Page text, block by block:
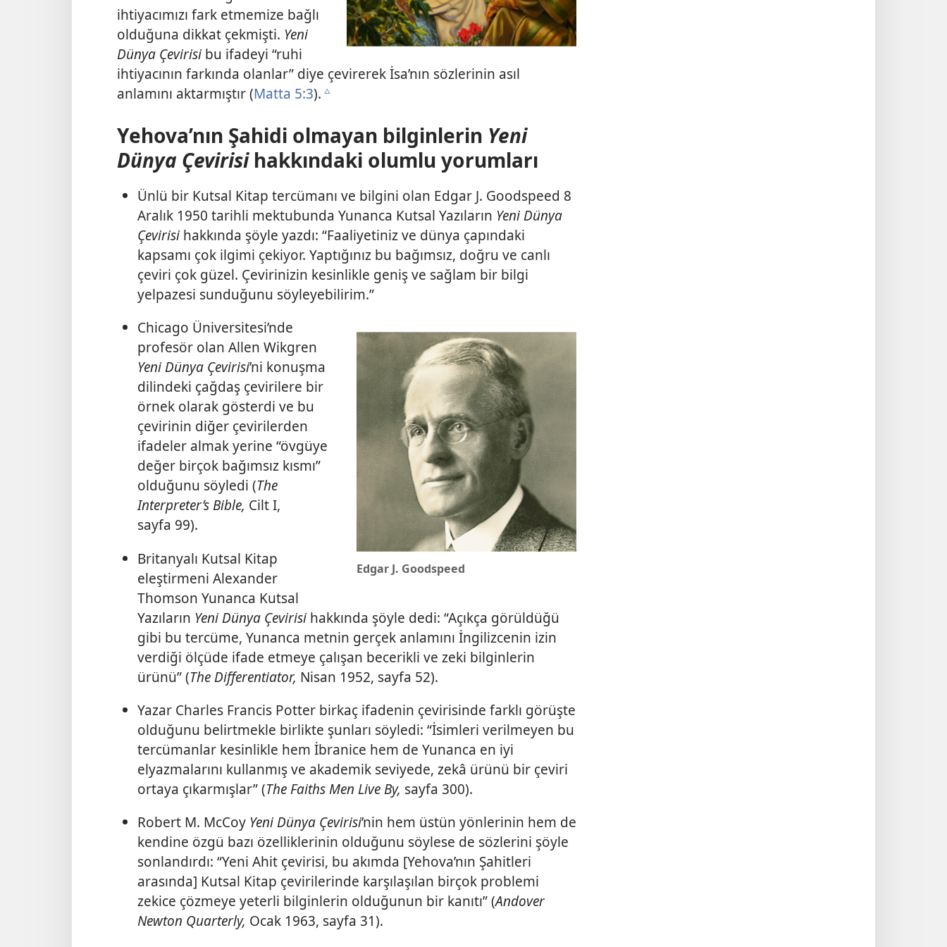
ihtiyacımızı fark etmemize bağlı
olduğuna dikkat çekmişti. Yeni
Dünya Çevirisi bu ifadeyi “ruhi
ihtiyacının farkında olanlar” diye çevirerek İsa’nın sözlerinin asıl
anlamını aktarmıştır (Matta 5:3). c
Yehova’nın Şahidi olmayan bilginlerin Yeni
Dünya Çevirisihakkındaki olumlu yorumları
Ünlü bir Kutsal Kitap tercümanı ve bilgini olan Edgar J. Goodspeed 8
Aralık 1950 tarihli mektubunda Yunanca Kutsal Yazıların Yeni Dünya
Çevirisihakkında şöyle yazdı: “Faaliyetiniz ve dünya çapındaki
kapsamı çok ilgimi çekiyor. Yaptığınız bu bağımsız, doğru ve canlı
çeviri çok güzel. Çevirinizin kesinlikle geniş ve sağlam bir bilgi
yelpazesi sunduğunu söyleyebilirim.”
Edgar J. Goodspeed
Chicago Üniversitesi’nde
profesör olan Allen Wikgren
Yeni Dünya Çevirisi’ni konuşma
dilindeki çağdaş çevirilere bir
örnek olarak gösterdi ve bu
çevirinin diğer çevirilerden
ifadeler almak yerine “övgüye
değer birçok bağımsız kısmı”
olduğunu söyledi (The
Interpreter’s Bible, Cilt I,
sayfa 99).
Britanyalı Kutsal Kitap
eleştirmeni Alexander
Thomson Yunanca Kutsal
Yazıların Yeni Dünya Çevirisihakkında şöyle dedi: “Açıkça görüldüğü
gibi bu tercüme, Yunanca metnin gerçek anlamını İngilizcenin izin
verdiği ölçüde ifade etmeye çalışan becerikli ve zeki bilginlerin
ürünü” (The Differentiator, Nisan 1952, sayfa 52).
Yazar Charles Francis Potter birkaç ifadenin çevirisinde farklı görüşte
olduğunu belirtmekle birlikte şunları söyledi: “İsimleri verilmeyen bu
tercümanlar kesinlikle hem İbranice hem de Yunanca en iyi
elyazmalarını kullanmış ve akademik seviyede, zekâ ürünü bir çeviri
ortaya çıkarmışlar” (The Faiths Men Live By, sayfa 300).
Robert M. McCoy Yeni Dünya Çevirisi’nin hem üstün yönlerinin hem de
kendine özgü bazı özelliklerinin olduğunu söylese de sözlerini şöyle
sonlandırdı: “Yeni Ahit çevirisi, bu akımda [Yehova’nın Şahitleri
arasında] Kutsal Kitap çevirilerinde karşılaşılan birçok problemi
zekice çözmeye yeterli bilginlerin olduğunun bir kanıtı” (Andover
Newton Quarterly, Ocak 1963, sayfa 31).